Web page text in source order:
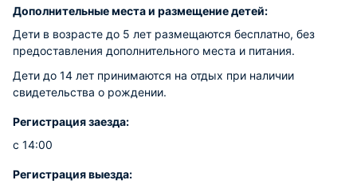
Дополнительные места и размещение детей:
Дети в возрасте до 5 лет размещаются бесплатно, без
предоставления дополнительного места и питания.
Дети до 14 лет принимаются на отдых при наличии
свидетельства о рождении.
Регистрация заезда:
с 14:00
Регистрация выезда: